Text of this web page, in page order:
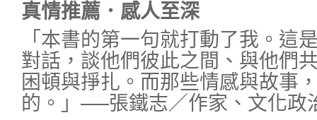
真情推薦．感人至深
「本書的第一句就打動了我。這
對話，談他們彼此之間、與他們
困頓與掙扎。而那些情感與故事
的。」──張鐵志／作家、文化政